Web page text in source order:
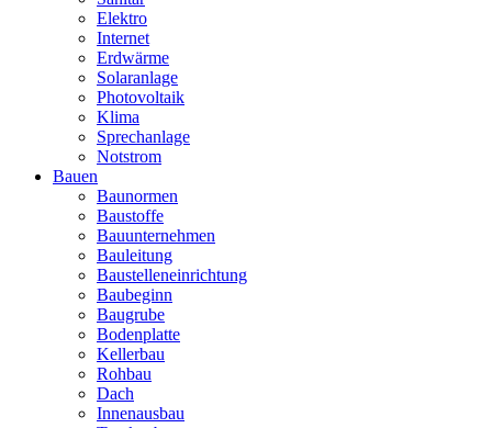
Elektro
Internet
Erdwärme
Solaranlage
Photovoltaik
Klima
Sprechanlage
Notstrom
Bauen
Baunormen
Baustoffe
Bauunternehmen
Bauleitung
Baustelleneinrichtung
Baubeginn
Baugrube
Bodenplatte
Kellerbau
Rohbau
Dach
Innenausbau